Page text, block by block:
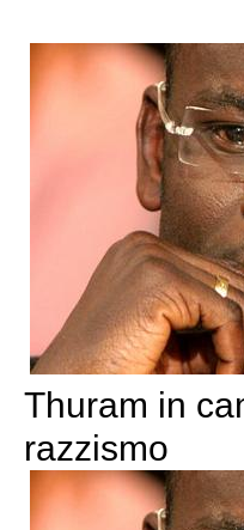
Thuram in
razzismo